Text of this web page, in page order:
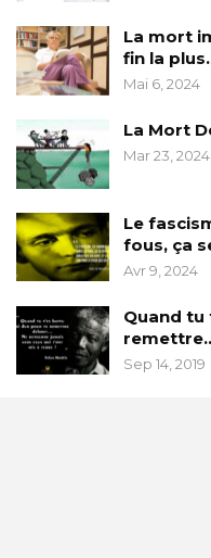
La mort
fin la
Mai 6, 2024
La Mort
Mar 23, 2024
Le
fous, ça
Avr 9, 2024
Quand tu
Sep 14, 2019